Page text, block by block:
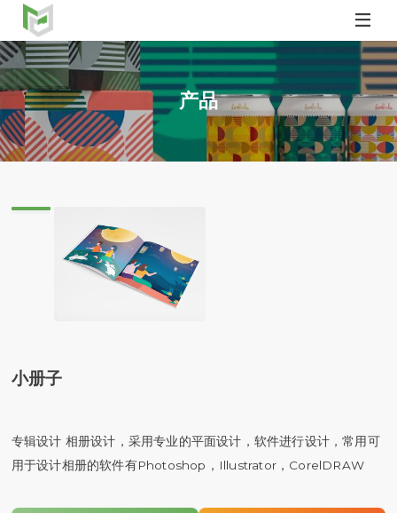

产品
小册子
专辑设计 相册设计，采用专业的平面设计，软件进行设计，常用可
用于设计相册的软件有Photoshop，Illustrator，CorelDRAW